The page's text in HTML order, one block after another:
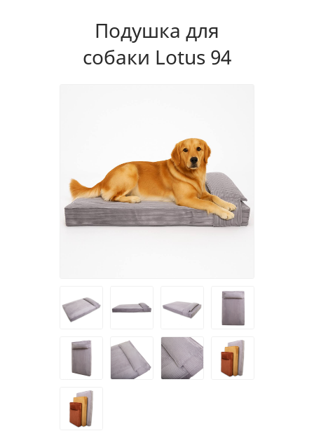
Подушка для
собаки Lotus 94